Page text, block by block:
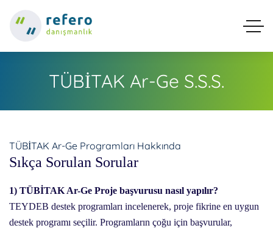
TÜBİTAK Ar-Ge S.S.S.
TÜBİTAK Ar-Ge Programları Hakkında
Sıkça Sorulan Sorular
1) TÜBİTAK Ar-Ge Proje başvurusu nasıl yapılır?
TEYDEB destek programları incelenerek, proje fikrine en uygun
destek programı seçilir. Programların çoğu için başvurular,